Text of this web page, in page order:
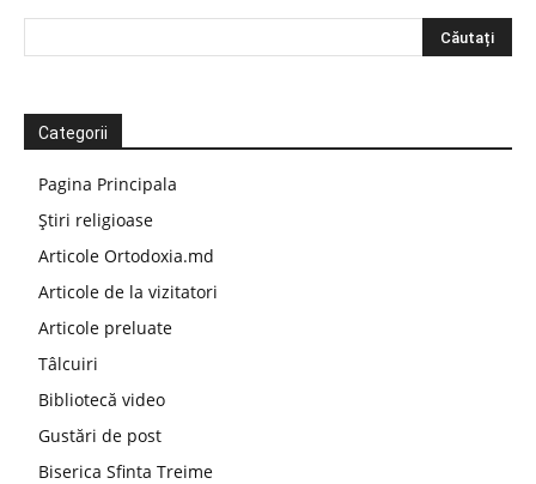
Categorii
Pagina Principala
Știri religioase
Articole Ortodoxia.md
Articole de la vizitatori
Articole preluate
Tâlcuiri
Bibliotecă video
Gustări de post
Biserica Sfinta Treime